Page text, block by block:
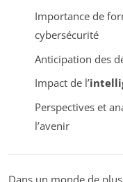
Importance de
cybersécurité
Anticipation des
Impact de l’
Perspectives et
l’avenir